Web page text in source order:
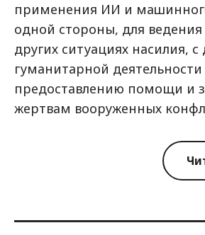
применения ИИ и
одной стороны, для
других ситуациях насилия,
гуманитарной
предоставлению помощи и
жертвам вооруженных